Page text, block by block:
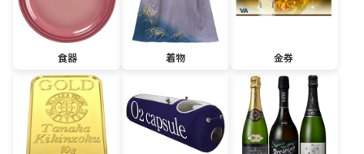
食器 着物 金券